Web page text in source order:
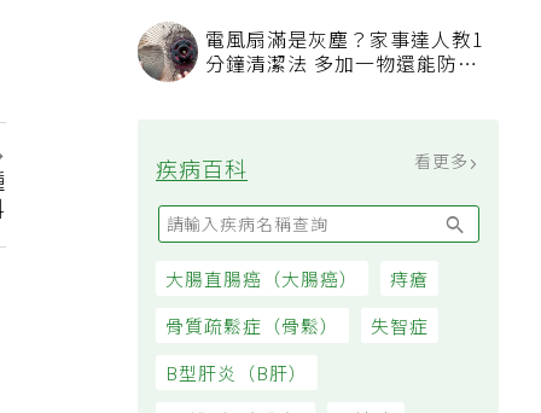
電風扇滿是灰塵？家事達人教1
疾病百科